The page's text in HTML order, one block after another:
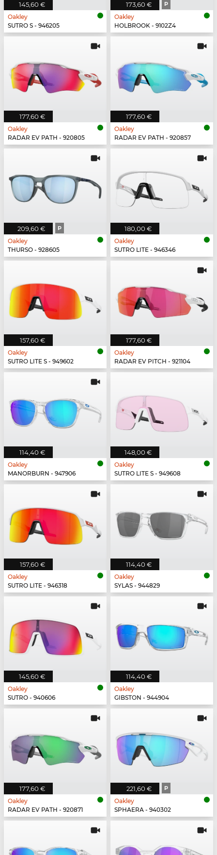
145,60 €
Oakley
SUTRO S - 946205
173,60 € P
Oakley
HOLBROOK - 9102Z4
177,60 €
Oakley
RADAR EV PATH - 920805
177,60 €
Oakley
RADAR EV PATH - 920857
209,60 € P
Oakley
THURSO - 928605
180,00 €
Oakley
SUTRO LITE - 946346
157,60 €
Oakley
SUTRO LITE S - 949602
177,60 €
Oakley
RADAR EV PITCH - 921104
114,40 €
Oakley
MANORBURN - 947906
148,00 €
Oakley
SUTRO LITE S - 949608
157,60 €
Oakley
SUTRO LITE - 946318
114,40 €
Oakley
SYLAS - 944829
145,60 €
Oakley
SUTRO - 940606
114,40 €
Oakley
GIBSTON - 944904
177,60 €
Oakley
RADAR EV PATH - 920871
221,60 € P
Oakley
SPHAERA - 940302